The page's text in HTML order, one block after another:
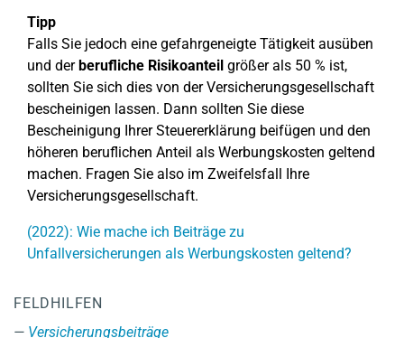
Tipp
Falls Sie jedoch eine gefahrgeneigte Tätigkeit ausüben
und derberufliche Risikoanteil größer als 50 % ist,
sollten Sie sich dies von der Versicherungsgesellschaft
bescheinigen lassen. Dann sollten Sie diese
Bescheinigung Ihrer Steuererklärung beifügen und den
höheren beruflichen Anteil als Werbungskosten geltend
machen. Fragen Sie also im Zweifelsfall Ihre
Versicherungsgesellschaft.
(2022): Wie mache ich Beiträge zu
Unfallversicherungen als Werbungskosten geltend?
FELDHILFEN
Versicherungsbeiträge